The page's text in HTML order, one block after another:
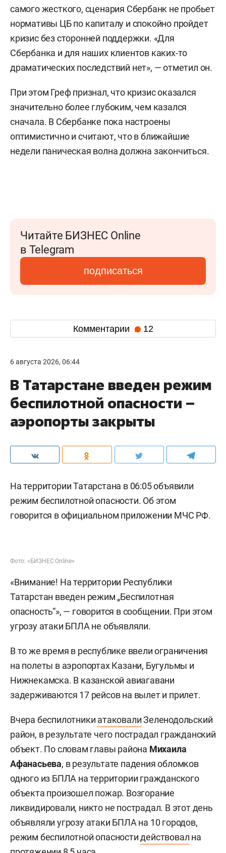
самого жесткого, сценария Сбербанк не пробьет
нормативы ЦБ по капиталу и спокойно пройдет
кризис без сторонней поддержки. «Для
Сбербанка и для наших клиентов каких-то
драматических последствий нет», — отметил он.
При этом Греф признал, что кризис оказался
значительно более глубоким, чем казался
сначала. В Сбербанке пока настроены
оптимистично и считают, что в ближайшие
недели паническая волна должна закончиться.
Читайте БИЗНЕС Online
в Telegram
подписаться
Комментарии 12
6 августа 2026, 06:44
В Татарстане введен режим
беспилотной опасности –
аэропорты закрыты
На территории Татарстана в 06:05 объявили
режим беспилотной опасности. Об этом
говорится в официальном приложении МЧС РФ.
Фото: «БИЗНЕС Online»
«Внимание! На территории Республики
Татарстан введен режим „Беспилотная
опасность“», — говорится в сообщении. При этом
угрозу атаки БПЛА не объявляли.
В то же время в республике ввели ограничения
на полеты в аэропортах Казани, Бугульмы и
Нижнекамска. В казанской авиагавани
задерживаются 17 рейсов на вылет и прилет.
Вчера беспилотники атаковалиЗеленодольский
район, в результате чего пострадал гражданский
объект. По словам главы района Михаила
Афанасьева, в результате падения обломков
одного из БПЛА на территории гражданского
объекта произошел пожар. Возгорание
ликвидировали, никто не пострадал. В этот день
объявляли угрозу атаки БПЛА на 10 городов,
режим беспилотной опасностидействовал на